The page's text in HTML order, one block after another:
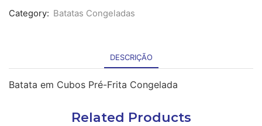
Category: Batatas Congeladas
DESCRIÇÃO
Batata em Cubos Pré-Frita Congelada
Related Products